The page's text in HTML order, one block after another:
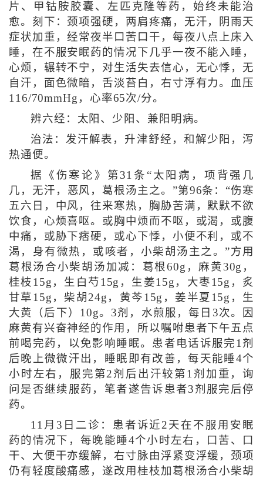
片、甲钴胺胶囊、左匹克隆等药，始终未能治
愈。刻下：颈项强硬，两肩疼痛，无汗，阴雨天
症状加重，经常夜半口苦口干，每夜八点上床入
睡，在不服安眠药的情况下几乎一夜不能入睡，
心烦，辗转不宁，对生活失去信心，无心悸，无
自汗，面色微暗，舌淡苔白，右寸浮有力。血压
116/70mmHg，心率65次/分。
辨六经：太阳、少阳、兼阳明病。
治法：发汗解表，升津舒经，和解少阳，泻
热通便。
据《伤寒论》第31条“太阳病，项背强几
几，无汗，恶风，葛根汤主之。”第96条：“伤寒
五六日，中风，往来寒热，胸胁苦满，默默不欲
饮食，心烦喜呕。或胸中烦而不呕，或渴，或腹
中痛，或胁下痞硬，或心下悸，小便不利，或不
渴，身有微热，或咳者，小柴胡汤主之。”方用
葛根汤合小柴胡汤加减：葛根60g，麻黄30g，
桂枝15g，生白芍15g，生姜15g，大枣15g，炙
甘草15g，柴胡24g，黄芩15g，姜半夏15g，生
大黄（后下）10g。3剂，水煎服，每日3次。因
麻黄有兴奋神经的作用，所以嘱咐患者下午五点
前喝完药，以免影响睡眠。患者电话诉服完1剂
后晚上微微汗出，睡眠即有改善，每天能睡4个
小时左右，服完第2剂后出汗较第1剂加重，询
问是否继续服药，笔者遂告诉患者3剂服完后停
药。
11月3日二诊：患者诉近2天在不服用安眠
药的情况下，每晚能睡4个小时左右，口苦、口
干、大便干亦缓解，右寸脉由浮紧变浮缓，颈项
仍有轻度酸痛感，遂改用桂枝加葛根汤合小柴胡